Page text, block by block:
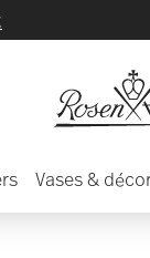
Vases &